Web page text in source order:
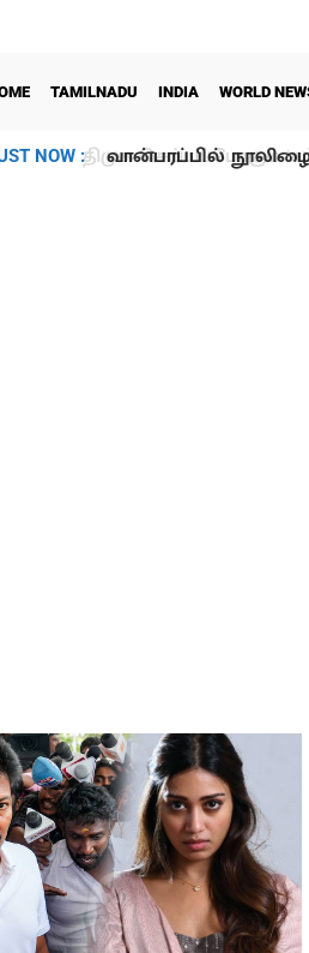
TAMILNADU INDIA WORLD
NOW : வான்பரப்பில்